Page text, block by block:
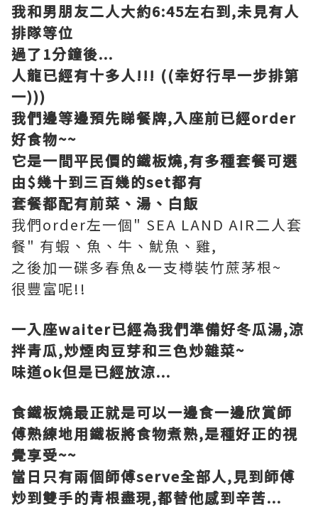
我和男朋友二人大約6:45左右到,未見有人
排隊等位
過了1分鐘後...
人龍已經有十多人!!! ((幸好行早一步排第
一)))
我們邊等邊預先睇餐牌,入座前已經order
好食物~~
它是一間平民價的鐵板燒,有多種套餐可選
由$幾十到三百幾的set都有
套餐都配有前菜、湯、白飯
我們order左一個" SEA LAND AIR二人套
餐" 有蝦、魚、牛、魷魚、雞,
之後加一碟多春魚&一支樽裝竹蔗茅根~
很豐富呢!!
一入座waiter已經為我們準備好冬瓜湯,涼
拌青瓜,炒煙肉豆芽和三色炒雜菜~
味道ok但是已經放涼...
食鐵板燒最正就是可以一邊食一邊欣賞師
傅熟練地用鐵板將食物煮熟,是種好正的視
覺享受~~
當日只有兩個師傅serve全部人,見到師傅
炒到雙手的青根盡現,都替他感到辛苦...